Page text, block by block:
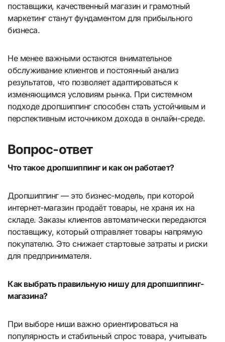
поставщики, качественный магазин и грамотный
маркетинг станут фундаментом для прибыльного
бизнеса.
Не менее важными остаются внимательное
обслуживание клиентов и постоянный анализ
результатов, что позволяет адаптироваться к
изменяющимся условиям рынка. При системном
подходе дропшиппинг способен стать устойчивым и
перспективным источником дохода в онлайн-среде.
Вопрос-ответ
Что такое дропшиппинг и как он работает?
Дропшиппинг — это бизнес-модель, при которой
интернет-магазин продаёт товары, не храня их на
складе. Заказы клиентов автоматически передаются
поставщику, который отправляет товары напрямую
покупателю. Это снижает стартовые затраты и риски
для предпринимателя.
Как выбрать правильную нишу для дропшиппинг-
магазина?
При выборе ниши важно ориентироваться на
популярность и стабильный спрос товара, учитывать